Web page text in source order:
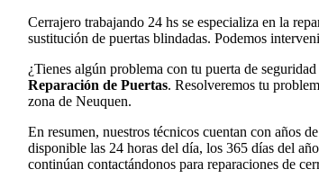
Cerrajero trabajando 24 hs se especializa en la
sustitución de puertas blindadas. Podemos
¿Tienes algún problema con tu puerta de
Reparación de Puertas. Resolveremos tu
zona de Neuquen.
En resumen, nuestros técnicos cuentan con años
disponible las 24 horas del día, los 365 días del
continúan contactándonos para reparaciones de